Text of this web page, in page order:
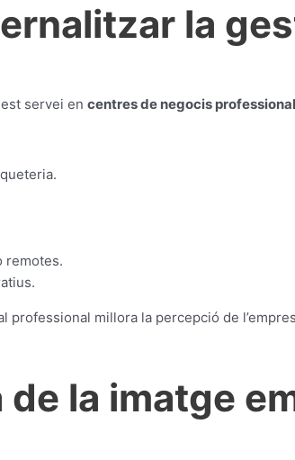
la
servei en centres de negocis
remotes.
professional millora la percepció de
la imatge